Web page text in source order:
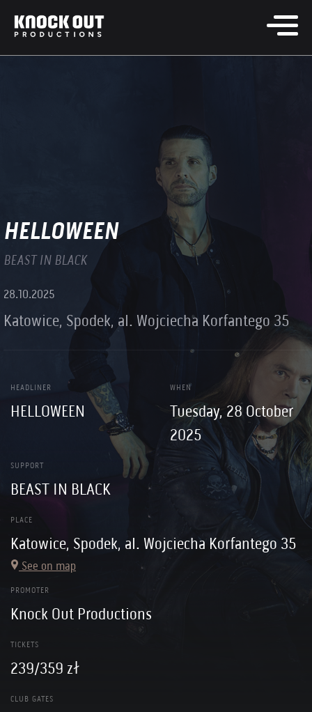
HELLOWEEN
BEAST IN BLACK
28.10.2025
Katowice, Spodek, al. Wojciecha Korfantego 35
HEADLINER
HELLOWEEN
WHEN
Tuesday, 28 October
2025
SUPPORT
BEAST IN BLACK
PLACE
Katowice, Spodek, al. Wojciecha Korfantego 35
See on map
PROMOTER
Knock Out Productions
TICKETS
239/359 zł
CLUB GATES